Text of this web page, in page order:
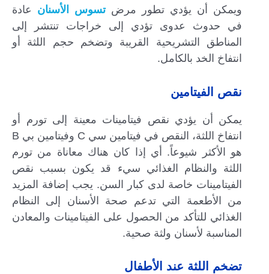
ويمكن أن يؤدي تطور مرضتسوس الأسنان عادة
في حدوث عدوى تؤدي إلى خراجات تنتشر إلى
المناطق التشريحية القريبة وتضخم حجم اللثة أو
انتفاخ الخد بالكامل.
نقص الفيتامين
يمكن أن يؤدي نقص فيتامينات معينة إلى تورم أو
انتفاخ اللثة، النقص في فيتامين سي C وفيتامين بي B
هو الأكثر شيوعاً. أي إذا كان هناك معاناة من تورم
اللثة والنظام الغذائي سيء قد يكون بسبب نقص
الفيتامينات خاصة لدى كبار السن. يجب إضافة المزيد
من الأطعمة التي تدعم صحة الأسنان إلى النظام
الغذائي للتأكد من الحصول على الفيتامينات والمعادن
المناسبة لأسنان ولثة صحية.
تضخم اللثة عند الأطفال